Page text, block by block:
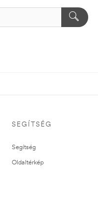
SEGÍTSÉG
Segítség
Oldaltérkép